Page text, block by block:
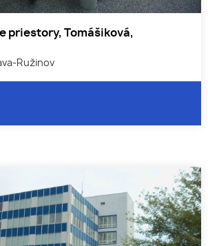
priestory, Tomášiková,
Ružinov